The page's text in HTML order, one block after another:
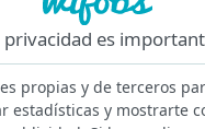
privacidad es
propias y de terceros
estadísticas y mostrarte